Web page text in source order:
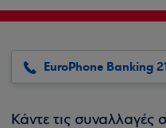
EuroPhone Banking
Κάντε τις συναλλαγές